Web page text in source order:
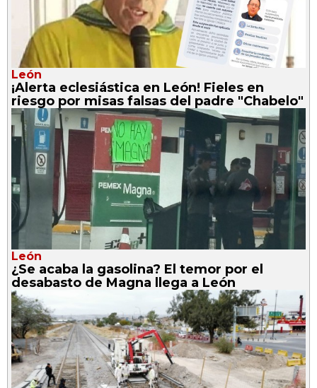
León
¡Alerta eclesiástica en León! Fieles en
riesgo por misas falsas del padre "Chabelo"
León
¿Se acaba la gasolina? El temor por el
desabasto de Magna llega a León